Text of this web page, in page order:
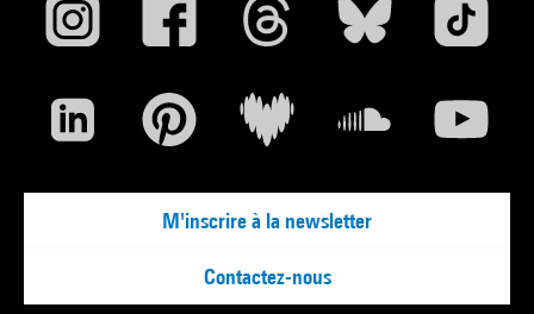
M'inscrire à la newsletter
Contactez-nous